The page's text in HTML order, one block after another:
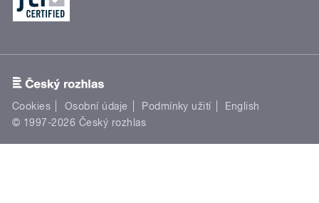
Cookies Osobní údaje Podmínky užití
English
© 1997-2026 Český rozhlas